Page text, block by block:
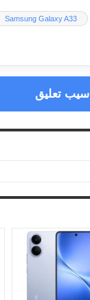
Samsung Galaxy A33
سيب تعليق